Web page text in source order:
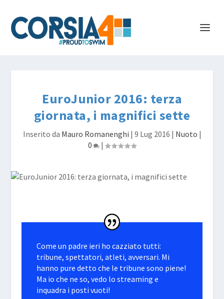
EuroJunior 2016: terza
giornata, i magnifici sette
Inserito da Mauro Romanenghi | 9 Lug 2016 | Nuoto |
0
|
Come un padre ieri ho cazziato tutti:
tribune, spettatori, atleti, avversari. Mi
hanno pure detto che le tribune sono piene!
Ma io che ne so, vedo lo streaming e
inquadra i posti vuoti!